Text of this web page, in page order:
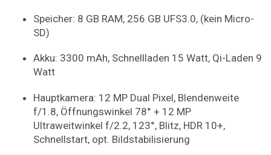
Speicher: 8 GB RAM, 256 GB UFS3.0, (kein Micro-
SD)
Akku: 3300 mAh, Schnellladen 15 Watt, Qi-Laden 9
Watt
Hauptkamera: 12 MP Dual Pixel, Blendenweite
f/1.8, Öffnungswinkel 78° + 12 MP
Ultraweitwinkel f/2.2, 123°, Blitz, HDR 10+,
Schnellstart, opt. Bildstabilisierung